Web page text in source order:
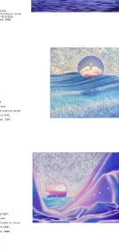
김리원 작가
서 콜라 보전시
등, 가수 김호중
가로 선정되어
(Mr.Brainwash)
질란테
스 & 그로밋 프
서울미술관에
김리원 작가의 ‘
제를 모아 『